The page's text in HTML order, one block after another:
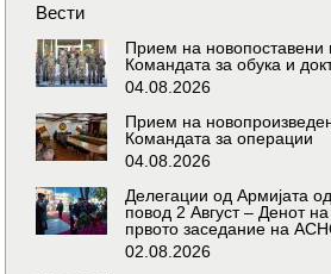
Вести
Прием на новопоставени
Командата за обука и
04.08.2026
Прием на
Командата за операции
04.08.2026
Делегации од Армијата
повод 2 Август – Денот
првото заседание на
02.08.2026